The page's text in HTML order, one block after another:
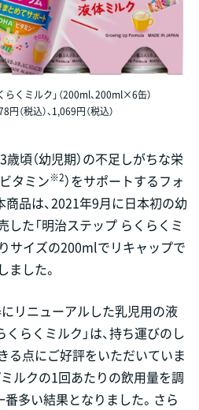
くミルク」（200ml、200ml×6缶）
（税込）、1,069円（税込）
歳頃（幼児期）の不足しがちな栄
ビタミン※2）をサポートするフォ
品は、2021年9月に日本初の幼
た「明治ステップ らくらくミ
りサイズの200mlでリキャップで
した。
リニューアルした乳児用の液
らくミルク」は、持ち運びのし
る点にご好評をいただいていま
ルクの1回あたりの飲用量を調
番多い結果となりました。さら